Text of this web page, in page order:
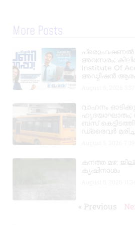
More Posts
പ്രൊഫഷണൽ
അവസരം;
Institute Of
അഡ്മിഷൻ
വാഹനം
ഹൃദയാഘാതം;
ബസ്
ഡ്രൈവർ
കനത്ത മഴ:
കൃഷിനാശം
« Previous